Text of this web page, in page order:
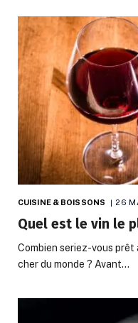
CUISINE & BOISSONS 26
Quel est le vin le
Combien seriez-vous prêt
cher du monde ? Avant…